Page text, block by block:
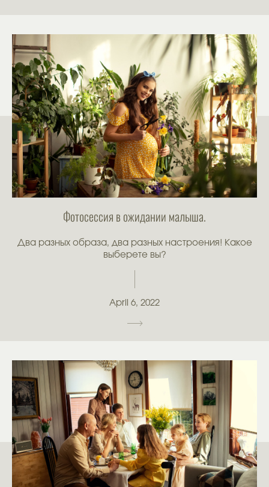
Фотосессия в ожидании малыша.
Два разных образа, два разных настроения! Какое
выберете вы?
April 6, 2022